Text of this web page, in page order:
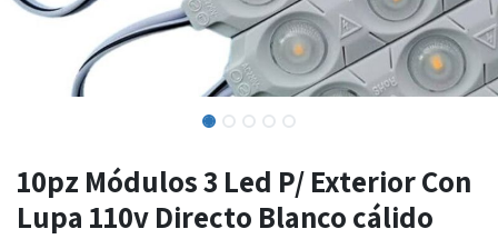
10pz Módulos 3 Led P/ Exterior Con
Lupa 110v Directo Blanco cálido